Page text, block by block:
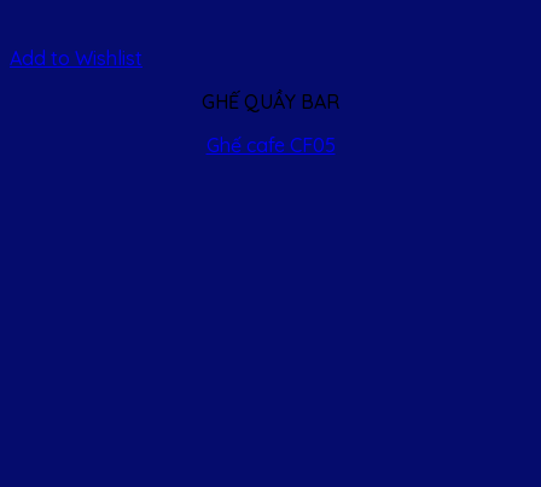
Add to Wishlist
GHẾ QUẦY BAR
Ghế cafe CF05